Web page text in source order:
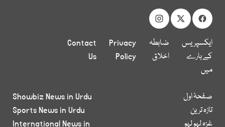
ایکسپریس
کے بارے
میں
ضابطہ
اخلاق
Privacy
Policy
Contact
Us
صفحۂ اول
تازہ ترین
غزہ لہو لہو
Showbiz News in Urdu
Sports News in Urdu
International News in